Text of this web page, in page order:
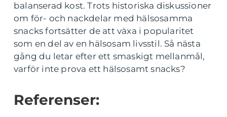
balanserad kost. Trots historiska diskussioner
om för- och nackdelar med hälsosamma
snacks fortsätter de att växa i popularitet
som en del av en hälsosam livsstil. Så nästa
gång du letar efter ett smaskigt mellanmål,
varför inte prova ett hälsosamt snacks?
Referenser: